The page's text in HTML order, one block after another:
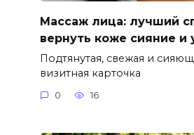
Массаж лица: лучший
вернуть коже сияние и
Подтянутая, свежая и
визитная карточка
0 16